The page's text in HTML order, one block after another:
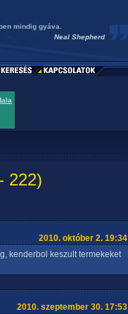
mindig gyáva.
Neal Shepherd
222)
2010. október 2. 19:34
kenderbol keszult termekeket
2010. szeptember 30. 17:53